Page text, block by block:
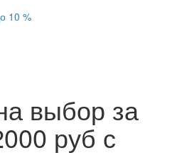
10 %
выбор за
руб с